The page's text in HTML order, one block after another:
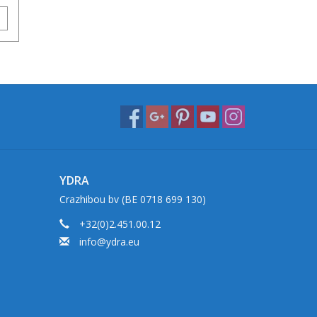
YDRA
Crazhibou bv (BE 0718 699 130)
+32(0)2.451.00.12
info@ydra.eu